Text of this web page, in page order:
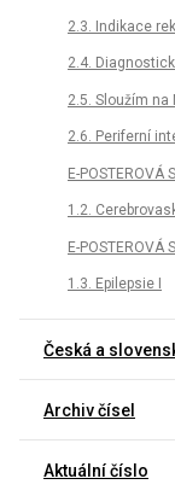
2.3. Indikace
2.4.
2.5. Sloužím na
2.6. Periferní
E-POSTEROVÁ
1.2.
E-POSTEROVÁ
1.3. Epilepsie I
Česká a
Archiv čísel
Aktuální číslo